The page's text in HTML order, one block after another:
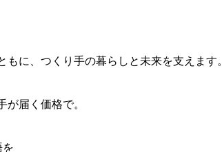
に、つくり手の暮らしと未来を支えます。
届く価格で。